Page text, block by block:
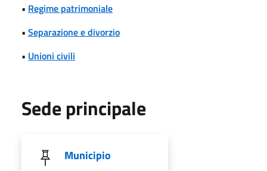
• Regime patrimoniale
• Separazione e divorzio
• Unioni civili
Sede principale
Municipio